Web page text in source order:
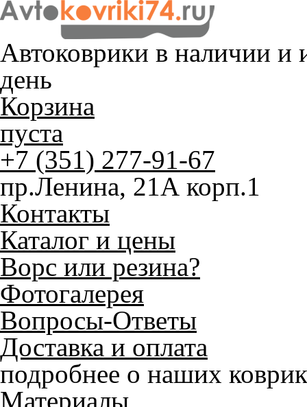
Автоковрики в наличии и
день
Корзина
пуста
+7 (351) 277-91-67
пр.Ленина, 21А корп.1
Контакты
Каталог и цены
Ворс или резина?
Фотогалерея
Вопросы-Ответы
Доставка и оплата
подробнее о наших
Материалы